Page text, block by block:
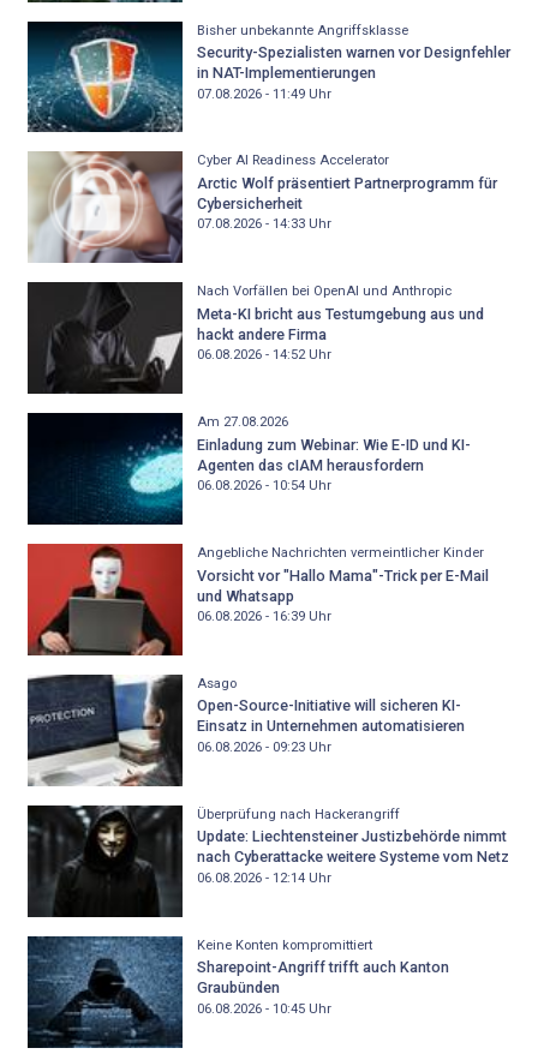
Bisher unbekannte Angriffsklasse
Security-Spezialisten warnen vor Designfehler
in NAT-Implementierungen
07.08.2026 - 11:49Uhr
Cyber AI Readiness Accelerator
Arctic Wolf präsentiert Partnerprogramm für
Cybersicherheit
07.08.2026 - 14:33Uhr
Nach Vorfällen bei OpenAI und Anthropic
Meta-KI bricht aus Testumgebung aus und
hackt andere Firma
06.08.2026 - 14:52Uhr
Am 27.08.2026
Einladung zum Webinar: Wie E-ID und KI-
Agenten das cIAM herausfordern
06.08.2026 - 10:54Uhr
Angebliche Nachrichten vermeintlicher Kinder
Vorsicht vor "Hallo Mama"-Trick per E-Mail
und Whatsapp
06.08.2026 - 16:39Uhr
Asago
Open-Source-Initiative will sicheren KI-
Einsatz in Unternehmen automatisieren
06.08.2026 - 09:23Uhr
Überprüfung nach Hackerangriff
Update: Liechtensteiner Justizbehörde nimmt
nach Cyberattacke weitere Systeme vom Netz
06.08.2026 - 12:14Uhr
Keine Konten kompromittiert
Sharepoint-Angriff trifft auch Kanton
Graubünden
06.08.2026 - 10:45Uhr